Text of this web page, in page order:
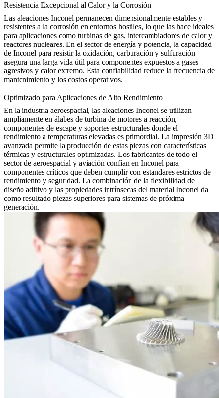
Resistencia Excepcional al Calor y la Corrosión
Las aleaciones Inconel permanecen dimensionalmente estables y
resistentes a la corrosión en entornos hostiles, lo que las hace ideales
para aplicaciones como turbinas de gas, intercambiadores de calor y
reactores nucleares. En el sector de energía y potencia, la capacidad
de Inconel para resistir la oxidación, carburación y sulfuración
asegura una larga vida útil para componentes expuestos a gases
agresivos y calor extremo. Esta confiabilidad reduce la frecuencia de
mantenimiento y los costos operativos.
Optimizado para Aplicaciones de Alto Rendimiento
En la industria aeroespacial, las aleaciones Inconel se utilizan
ampliamente en álabes de turbina de motores a reacción,
componentes de escape y soportes estructurales donde el
rendimiento a temperaturas elevadas es primordial. La impresión 3D
avanzada permite la producción de estas piezas con características
térmicas y estructurales optimizadas. Los fabricantes de todo el
sector de aeroespacial y aviación confían en Inconel para
componentes críticos que deben cumplir con estándares estrictos de
rendimiento y seguridad. La combinación de la flexibilidad de
diseño aditivo y las propiedades intrínsecas del material Inconel da
como resultado piezas superiores para sistemas de próxima
generación.